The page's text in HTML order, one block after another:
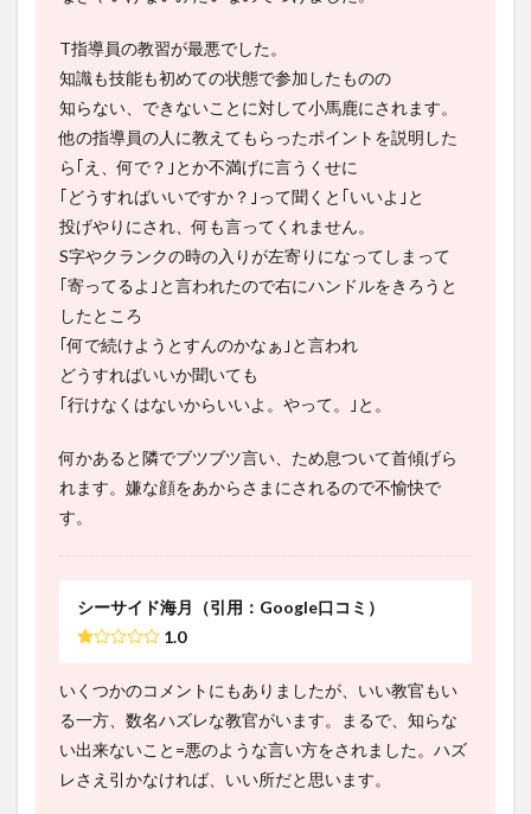
T指導員の教習が最悪でした。
知識も技能も初めての状態で参加したものの
知らない、できないことに対して小馬鹿にされます。
他の指導員の人に教えてもらったポイントを説明した
ら｢え、何で？｣とか不満げに言うくせに
｢どうすればいいですか？｣って聞くと｢いいよ｣と
投げやりにされ、何も言ってくれません。
S字やクランクの時の入りが左寄りになってしまって
｢寄ってるよ｣と言われたので右にハンドルをきろうと
したところ
｢何で続けようとすんのかなぁ｣と言われ
どうすればいいか聞いても
｢行けなくはないからいいよ。やって。｣と。
何かあると隣でブツブツ言い、ため息ついて首傾げら
れます。嫌な顔をあからさまにされるので不愉快で
す。
シーサイド海月（引用：Google口コミ）
1.0
いくつかのコメントにもありましたが、いい教官もい
る一方、数名ハズレな教官がいます。まるで、知らな
い出来ないこと=悪のような言い方をされました。ハズ
レさえ引かなければ、いい所だと思います。